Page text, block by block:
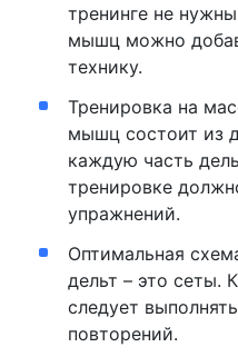
тренинге не
мышц можно
технику.
Тренировка на
мышц состоит из
каждую часть
тренировке
упражнений.
Оптимальная
дельт – это сеты.
следует
повторений.